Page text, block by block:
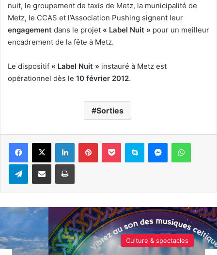
nuit, le groupement de taxis de Metz, la municipalité de
Metz, le CCAS et l’Association Pushing signent leur
engagement dans le projet « Label Nuit » pour un meilleur
encadrement de la fête à Metz.
Le dispositif « Label Nuit » instauré à Metz est
opérationnel dès le 10 février 2012.
Sorties
LinkedinPinterestPocket Skype Messenger
TelegramPartager par e-mail Imprimer
Actualité locale & société